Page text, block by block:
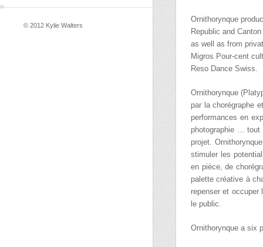
Ornithorynque
Republic and
as well as from
Migros Pour-cent
Reso Dance Swiss.
Ornithorynque
par la chorégraphe
performances en
photographie … tout
projet.
stimuler les
en pièce, de
palette créative à
repenser et occuper
le public.
Ornithorynque a six
© 2012 Kylie Walters